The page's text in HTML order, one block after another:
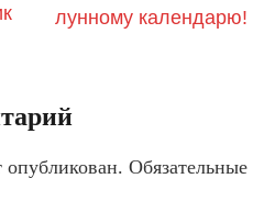
лунному календарю!
опубликован. Обязательные